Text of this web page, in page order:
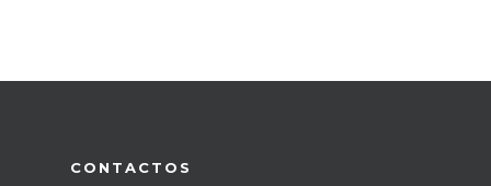
CONTACTOS